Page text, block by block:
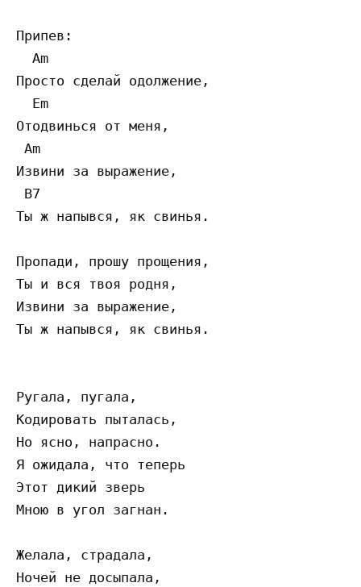
Припев:
  Am
Просто сделай одолжение,
  Em
Отодвинься от меня,
Am
Извини за выражение,
B7
Ты ж напывся, як свинья.
Пропади, прошу прощения,
Ты и вся твоя родня,
Извини за выражение,
Ты ж напывся, як свинья.
Ругала, пугала,
Кодировать пыталась,
Но ясно, напрасно.
Я ожидала, что теперь
Этот дикий зверь
Мною в угол загнан.
Желала, страдала,
Ночей не досыпала,